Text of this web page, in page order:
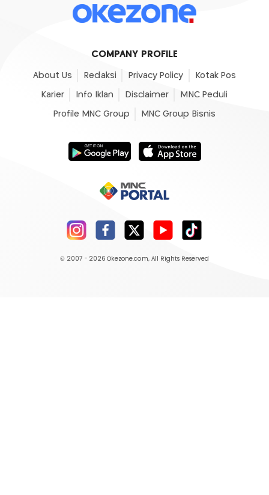
COMPANY PROFILE
About Us Redaksi Privacy Policy Kotak Pos
Karier Info Iklan Disclaimer MNC Peduli
Profile MNC Group MNC Group Bisnis
© 2007 - 2026 Okezone.com, All Rights Reserved